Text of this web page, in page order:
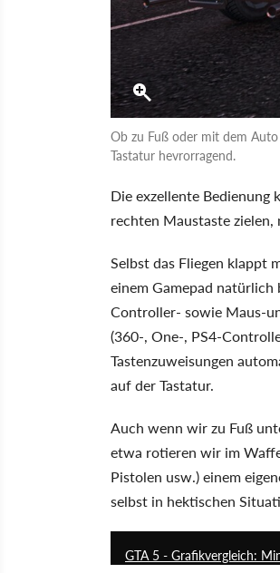
Ob zu Fuß oder mit dem
Tastatur hevrorragend.
Die exzellente Bedienung
rechten Maustaste
Selbst das Fliegen klappt
einem Gamepad natürlich
Controller- sowie Maus-
(360-, One-, PS4-
Tastenzuweisungen
auf der Tastatur.
Auch wenn wir zu Fuß
etwa rotieren wir im
Pistolen usw.) einem
selbst in hektischen
GTA 5 - Grafikvergleich: